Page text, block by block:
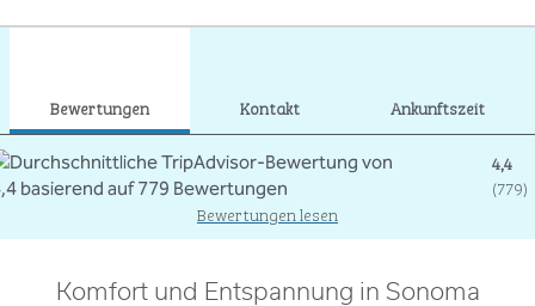
Bewertungen Kontakt Ankunftszeit
4,4
(779)
Bewertungen lesen
Komfort und Entspannung in Sonoma